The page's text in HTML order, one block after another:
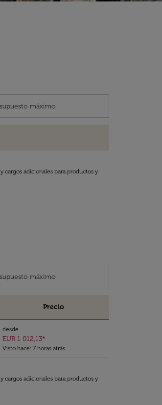
cargos adicionales para productos y
Precio
desde
EUR 1 012,13*
Visto hace: 7 horas atrás
cargos adicionales para productos y